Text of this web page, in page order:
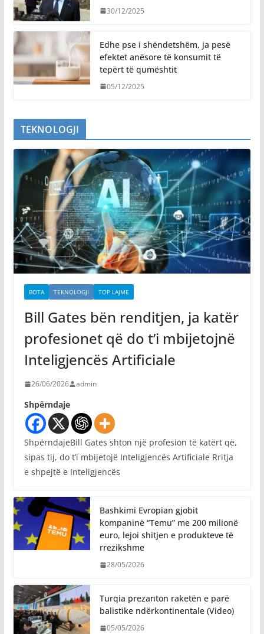
30/12/2025
Edhe pse i shëndetshëm, ja pesë
efektet anësore të konsumit të
tepërt të qumështit
05/12/2025
TEKNOLOGJI
BOTA TEKNOLOGJI TOP LAJME
Bill Gates bën renditjen, ja katër
profesionet që do t’i mbijetojnë
Inteligjencës Artificiale
26/06/2026 admin
Shpërndaje
ShpërndajeBill Gates shton një profesion të katërt që,
sipas tij, do t’i mbijetojë Inteligjencës Artificiale Rritja
e shpejtë e Inteligjencës
Bashkimi Evropian gjobit
kompaninë “Temu” me 200 milionë
euro, lejoi shitjen e produkteve të
rrezikshme
28/05/2026
Turqia prezanton raketën e parë
balistike ndërkontinentale (Video)
05/05/2026